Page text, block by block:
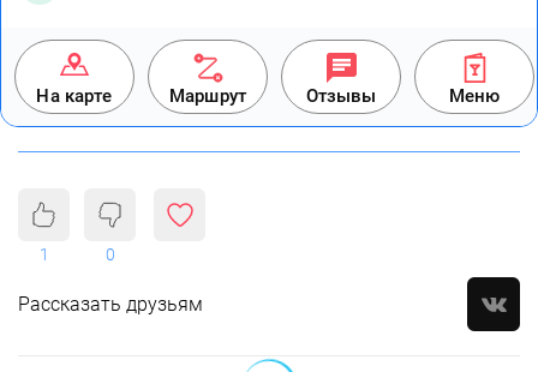
На карте Маршрут Отзывы Меню
1 0
Рассказать друзьям